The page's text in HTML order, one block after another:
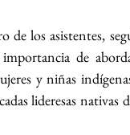
los asistentes,
de
y niñas
lideresas nativas